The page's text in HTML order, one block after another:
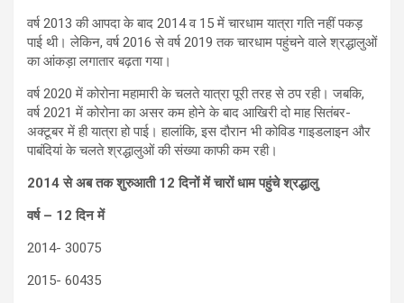
वर्ष 2013 की आपदा के बाद 2014 व 15 में चारधाम यात्रा गति नहीं पकड़
पाई थी। लेकिन, वर्ष 2016 से वर्ष 2019 तक चारधाम पहुंचने वाले श्रद्धालुओं
का आंकड़ा लगातार बढ़ता गया।
वर्ष 2020 में कोरोना महामारी के चलते यात्रा पूरी तरह से ठप रही। जबकि,
वर्ष 2021 में कोरोना का असर कम होने के बाद आखिरी दो माह सितंबर-
अक्टूबर में ही यात्रा हो पाई। हालांकि, इस दौरान भी कोविड गाइडलाइन और
पाबंदियां के चलते श्रद्धालुओं की संख्या काफी कम रही।
2014 से अब तक शुरुआती 12 दिनों में चारों धाम पहुंचे श्रद्धालु
वर्ष – 12 दिन में
2014- 30075
2015- 60435